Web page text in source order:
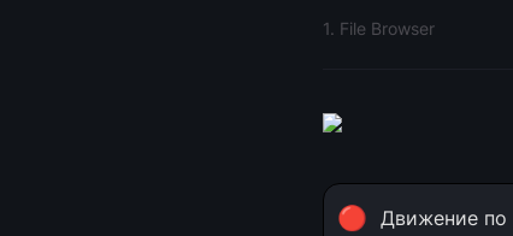
1. File Browser
🔴 Движение по